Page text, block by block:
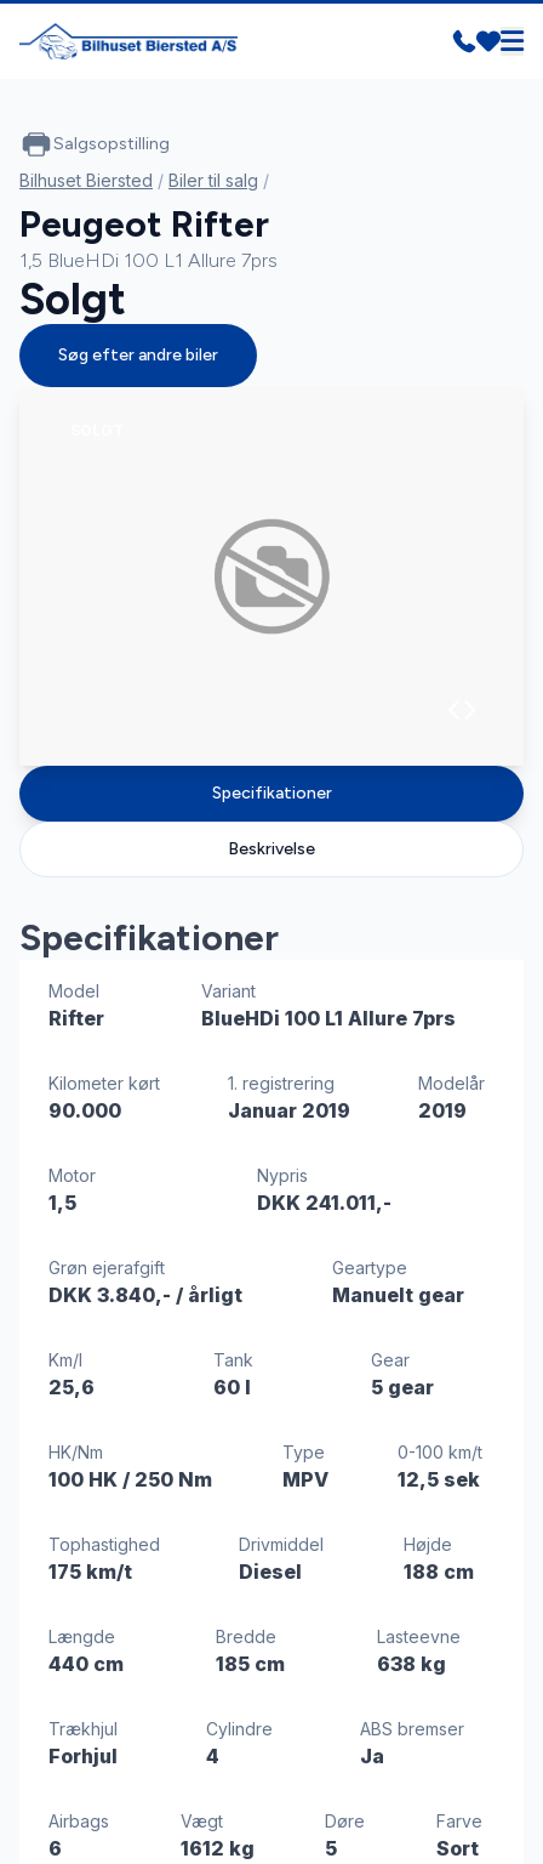
Specifikationer
Beskrivelse
Specifikationer
Model
Rifter
Variant
BlueHDi 100 L1 Allure 7prs
Kilometer kørt
90.000
1. registrering
Januar 2019
Modelår
2019
Motor
1,5
Nypris
DKK 241.011,-
Grøn ejerafgift
DKK 3.840,- / årligt
Geartype
Manuelt gear
Km/l
25,6
Tank
60 l
Gear
5 gear
HK/Nm
100 HK / 250 Nm
Type
MPV
0-100 km/t
12,5 sek
Tophastighed
175 km/t
Drivmiddel
Diesel
Højde
188 cm
Længde
440 cm
Bredde
185 cm
Lasteevne
638 kg
Trækhjul
Forhjul
Cylindre
4
ABS bremser
Ja
Airbags
6
Vægt
1612 kg
Døre
5
Farve
Sort
Salgsopstilling
Bilhuset Biersted / Biler til salg /
Peugeot Rifter
1,5 BlueHDi 100 L1 Allure 7prs
Solgt
Søg efter andre biler